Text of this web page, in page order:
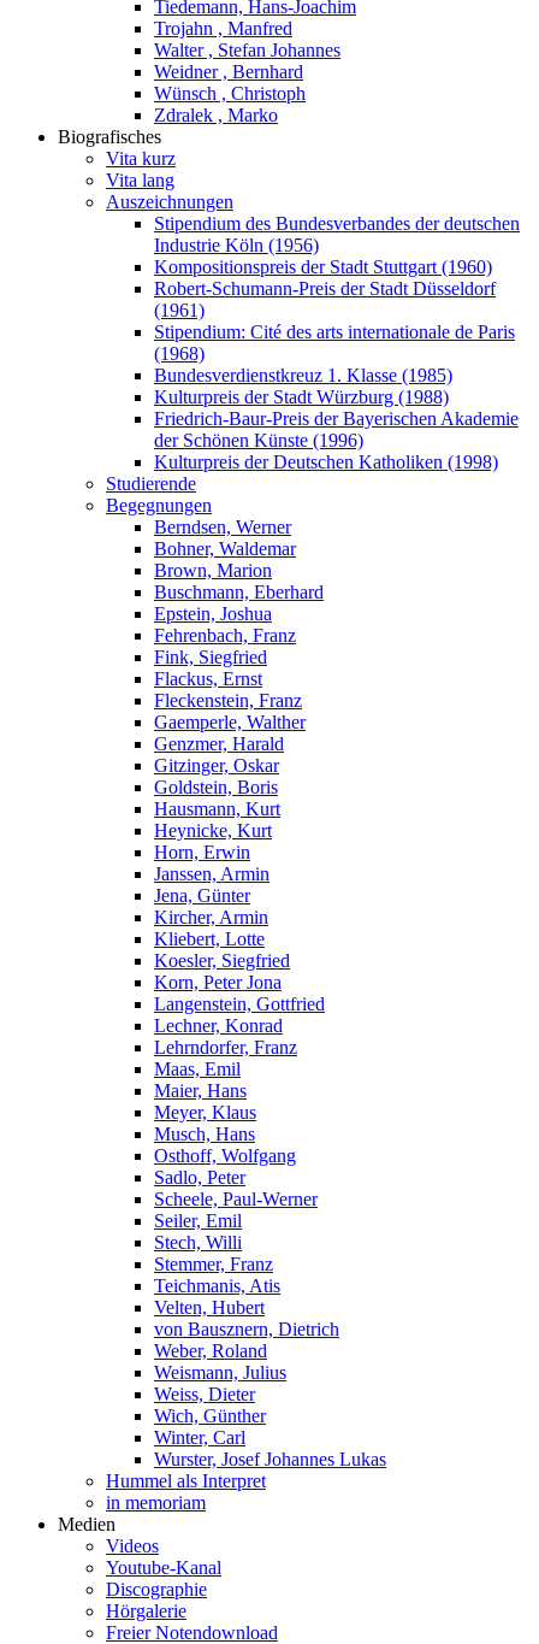
Tiedemann, Hans-Joachim
Trojahn , Manfred
Walter , Stefan Johannes
Weidner , Bernhard
Wünsch , Christoph
Zdralek , Marko
Biografisches
Vita kurz
Vita lang
Auszeichnungen
Stipendium des Bundesverbandes der deutschen
Industrie Köln (1956)
Kompositionspreis der Stadt Stuttgart (1960)
Robert-Schumann-Preis der Stadt Düsseldorf
(1961)
Stipendium: Cité des arts internationale de Paris
(1968)
Bundesverdienstkreuz 1. Klasse (1985)
Kulturpreis der Stadt Würzburg (1988)
Friedrich-Baur-Preis der Bayerischen Akademie
der Schönen Künste (1996)
Kulturpreis der Deutschen Katholiken (1998)
Studierende
Begegnungen
Berndsen, Werner
Bohner, Waldemar
Brown, Marion
Buschmann, Eberhard
Epstein, Joshua
Fehrenbach, Franz
Fink, Siegfried
Flackus, Ernst
Fleckenstein, Franz
Gaemperle, Walther
Genzmer, Harald
Gitzinger, Oskar
Goldstein, Boris
Hausmann, Kurt
Heynicke, Kurt
Horn, Erwin
Janssen, Armin
Jena, Günter
Kircher, Armin
Kliebert, Lotte
Koesler, Siegfried
Korn, Peter Jona
Langenstein, Gottfried
Lechner, Konrad
Lehrndorfer, Franz
Maas, Emil
Maier, Hans
Meyer, Klaus
Musch, Hans
Osthoff, Wolfgang
Sadlo, Peter
Scheele, Paul-Werner
Seiler, Emil
Stech, Willi
Stemmer, Franz
Teichmanis, Atis
Velten, Hubert
von Bausznern, Dietrich
Weber, Roland
Weismann, Julius
Weiss, Dieter
Wich, Günther
Winter, Carl
Wurster, Josef Johannes Lukas
Hummel als Interpret
in memoriam
Medien
Videos
Youtube-Kanal
Discographie
Hörgalerie
Freier Notendownload